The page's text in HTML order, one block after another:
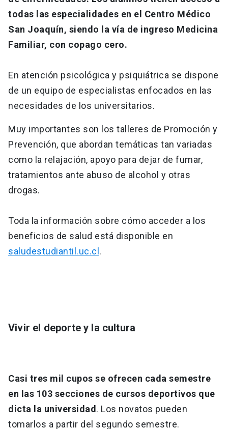
todas las especialidades en el Centro Médico
San Joaquín, siendo la vía de ingreso Medicina
Familiar, con copago cero.
En atención psicológica y psiquiátrica se dispone
de un equipo de especialistas enfocados en las
necesidades de los universitarios.
Muy importantes son los talleres de Promoción y
Prevención, que abordan temáticas tan variadas
como la relajación, apoyo para dejar de fumar,
tratamientos ante abuso de alcohol y otras
drogas.
Toda la información sobre cómo acceder a los
beneficios de salud está disponible en
saludestudiantil.uc.cl .
Vivir el deporte y la cultura
Casi tres mil cupos se ofrecen cada semestre
en las 103 secciones de cursos deportivos que
dicta la universidad . Los novatos pueden
tomarlos a partir del segundo semestre.